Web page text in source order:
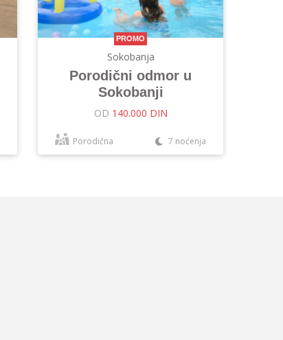
PROMO
Sokobanja
Porodični odmor u
Sokobanji
OD 140.000 DIN
Porodična 7 noćenja